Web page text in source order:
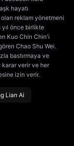
hayatı
olan reklam yönetmeni
yıl önce birlikte
Kuo Chin Chin'i
Chao Shu Wei.
bastırmaya ve
karar verir ve her
izin verir.
Lian Ai